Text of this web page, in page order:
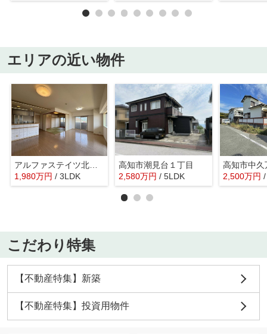
エリアの近い物件
アルファステイツ北本町Ⅲ
1,980万円 / 3LDK
高知市潮見台１丁目
2,580万円 / 5LDK
高知市中久
2,500万円
こだわり特集
【不動産特集】新築
【不動産特集】投資用物件